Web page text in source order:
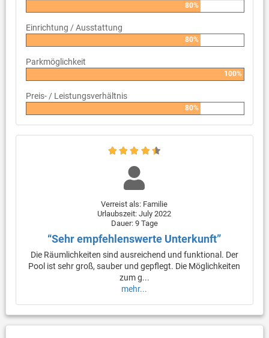
80%
Einrichtung / Ausstattung
80%
Parkmöglichkeit
100%
Preis- / Leistungsverhältnis
80%
Verreist als: Familie
Urlaubszeit: July 2022
Dauer: 9 Tage
“Sehr empfehlenswerte Unterkunft”
Die Räumlichkeiten sind ausreichend und funktional. Der
Pool ist sehr groß, sauber und gepflegt. Die Möglichkeiten
zum g...
mehr...